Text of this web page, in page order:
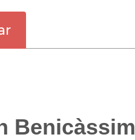
Benicàssim